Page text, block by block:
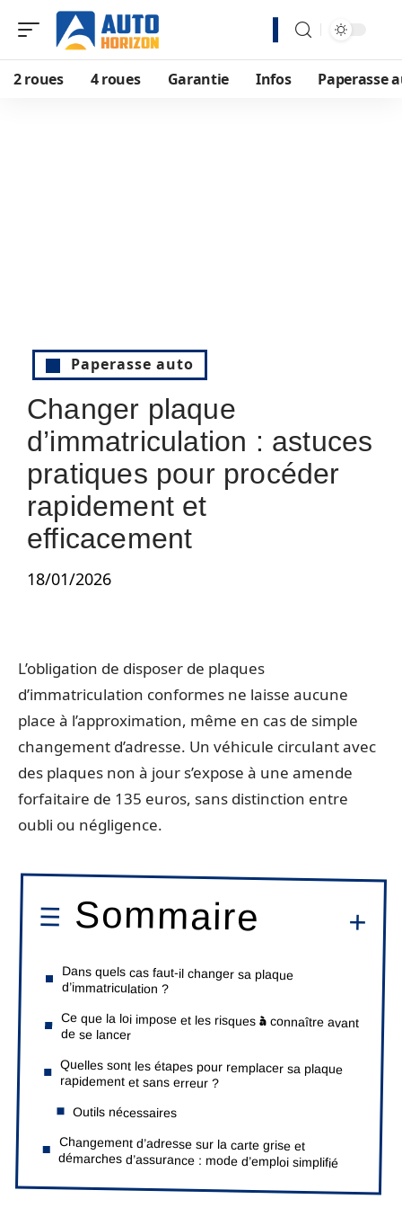
2 roues 4 roues Garantie Infos Paperasse
Paperasse auto
Changer plaque
d’immatriculation : astuces
pratiques pour procéder
rapidement et
efficacement
18/01/2026
L’obligation de disposer de plaques
d’immatriculation conformes ne laisse aucune
place à l’approximation, même en cas de simple
changement d’adresse. Un véhicule circulant avec
des plaques non à jour s’expose à une amende
forfaitaire de 135 euros, sans distinction entre
oubli ou négligence.
Sommaire
Dans quels cas faut-il changer sa plaque
d’immatriculation ?
Ce que la loi impose et les risques à connaître avant
de se lancer
Quelles sont les étapes pour remplacer sa plaque
rapidement et sans erreur ?
Outils nécessaires
Changement d’adresse sur la carte grise et
démarches d’assurance : mode d’emploi simplifié